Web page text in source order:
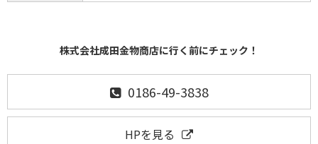
株式会社成田金物商店に行く前にチェック！
0186-49-3838
HPを見る